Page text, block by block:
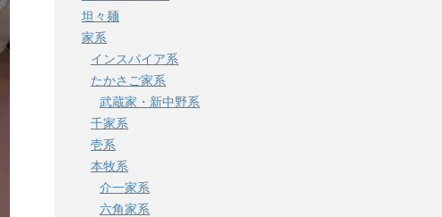
坦々麺
家系
インスパイア系
たかさご家系
武蔵家・新中野系
千家系
壱系
本牧系
介一家系
六角家系